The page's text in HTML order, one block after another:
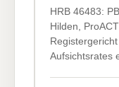
HRB 46483:
Hilden,
Aufsichtsrates